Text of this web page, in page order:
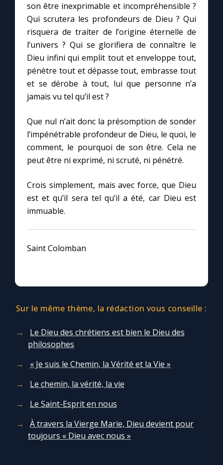
Chapelet pour le monde
Contact
Faire un don
son être inexprimable et incompréhensible ?
Qui scrutera les profondeurs de Dieu ? Qui
risquera de traiter de l’origine éternelle de
l’univers ? Qui se glorifiera de connaître le
Dieu infini qui emplit tout et enveloppe tout,
pénètre tout et dépasse tout, embrasse tout
et se dérobe à tout, lui que personne n’a
jamais vu tel qu’il est ?
Que nul n’ait donc la présomption de sonder
l’impénétrable profondeur de Dieu, le quoi, le
comment, le pourquoi de son être. Cela ne
peut être ni exprimé, ni scruté, ni pénétré.
Crois simplement, mais avec force, que Dieu
est et qu’il sera tel qu’il a été, car Dieu est
immuable.
Saint Colomban
Sur le même thème, la rédaction vous conseille :
Le Dieu des chrétiens est bien le Dieu des
philosophes
« Je suis le Chemin, la Vérité et la Vie »
Le chemin, la vérité, la vie
Le Saint-Esprit en nous
À travers la Vierge Marie, Dieu devient pour
toujours « Dieu avec nous »